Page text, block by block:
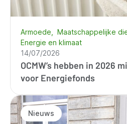
OCMW’s hebben in 2026
voor Energiefonds
Armoede
Maatschappelijke
Energie en klimaat
14/07/2026
Nieuws